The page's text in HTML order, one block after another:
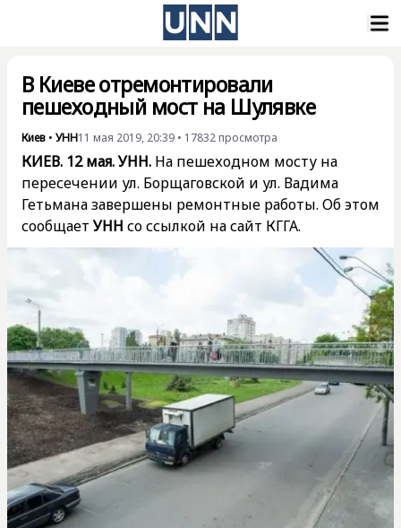
В Киеве отремонтировали
пешеходный мост на Шулявке
Киев • УНН11 мая 2019, 20:39 • 17832 просмотра
КИЕВ. 12 мая. УНН. На пешеходном мосту на
пересечении ул. Борщаговской и ул. Вадима
Гетьмана завершены ремонтные работы. Об этом
сообщаетУНН со ссылкой на сайт КГГА.